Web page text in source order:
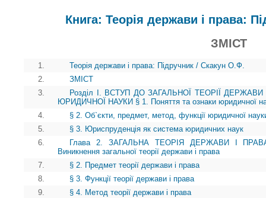
Книга: Теорія держави і права:
ЗМІСТ
1.
Теорія держави і права: Підручник / Скакун О.Ф.
2.
ЗМІСТ
3.
Розділ І. ВСТУП ДО ЗАГАЛЬНОЇ ТЕОРІЇ
ЮРИДИЧНОЇ НАУКИ § 1. Поняття та ознаки юридичної
4.
§ 2. Об`єкти, предмет, метод, функції юридичної
5.
§ 3. Юриспруденція як система юридичних наук
6.
Глава 2. ЗАГАЛЬНА ТЕОРІЯ ДЕРЖАВИ І
Виникнення загальної теорії держави і права
7.
§ 2. Предмет теорії держави і права
8.
§ 3. Функції теорії держави і права
9.
§ 4. Метод теорії держави і права